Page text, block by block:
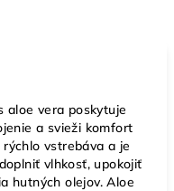
aloe vera poskytuje
a svieži komfort
vstrebáva a je
vlhkosť, upokojiť
hutných olejov. Aloe